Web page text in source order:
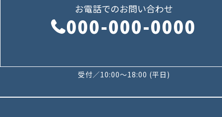
お電話でのお問い合わせ
000-000-0000
受付／10:00～18:00 (平日)